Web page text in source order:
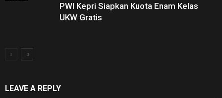
PWI Kepri Siapkan Kuota Enam Kelas
UKW Gratis
LEAVE A REPLY